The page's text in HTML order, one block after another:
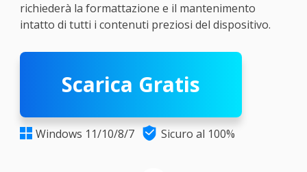
richiederà la formattazione e il mantenimento
intatto di tutti i contenuti preziosi del dispositivo.
Scarica Gratis
 Windows 11/10/8/7  Sicuro al 100%